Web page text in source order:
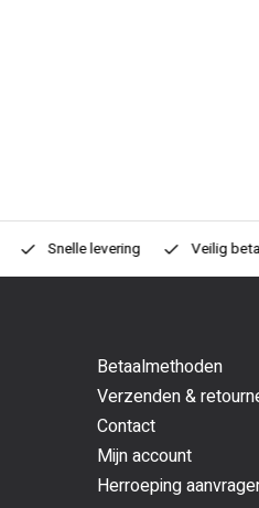
Snelle levering Veilig betalen
Betaalmethoden
Verzenden &
Contact
Mijn account
Herroeping